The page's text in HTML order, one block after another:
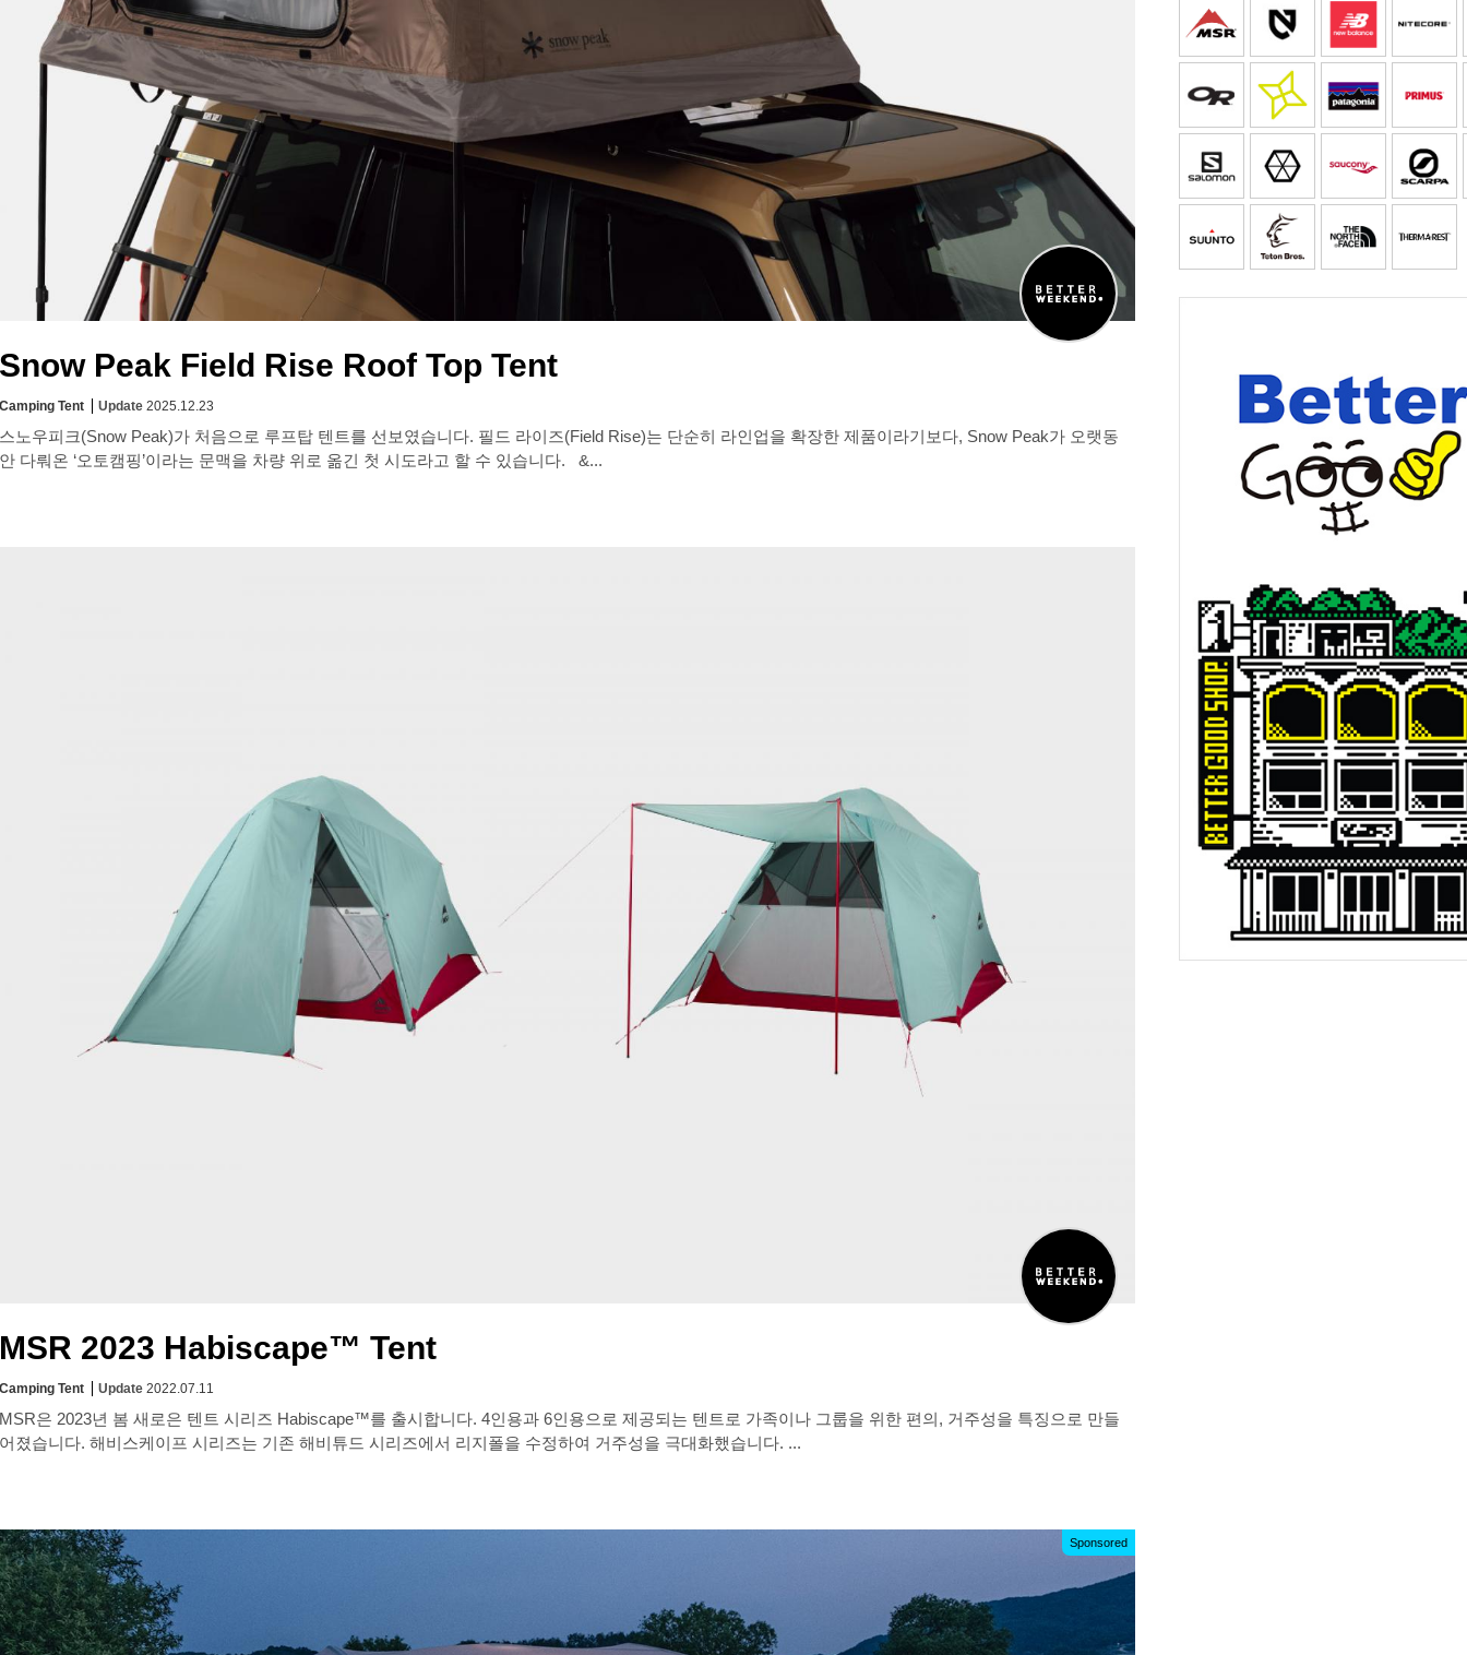
Snow Peak Field Rise Roof Top Tent
Camping Tent Update 2025.12.23
스노우피크(Snow Peak)가 처음으로 루프탑 텐트를 선보였습니다. 필드 라이즈(Field Rise)는 단순히 라인업을 확장한 제품이라기보다, Snow Peak가 오랫동
안 다뤄온 ‘오토캠핑’이라는 문맥을 차량 위로 옮긴 첫 시도라고 할 수 있습니다. &...
MSR 2023 Habiscape™ Tent
Camping Tent Update 2022.07.11
MSR은 2023년 봄 새로은 텐트 시리즈 Habiscape™를 출시합니다. 4인용과 6인용으로 제공되는 텐트로 가족이나 그룹을 위한 편의, 거주성을 특징으로 만들
어졌습니다. 해비스케이프 시리즈는 기존 해비튜드 시리즈에서 리지폴을 수정하여 거주성을 극대화했습니다. ...
Sponsored